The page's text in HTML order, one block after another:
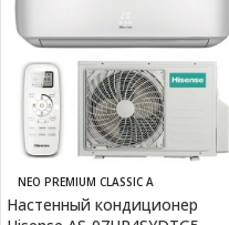
NEO PREMIUM CLASSIC A
Настенный кондиционер